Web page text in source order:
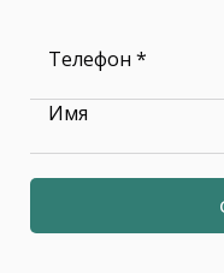
Телефон *
Имя